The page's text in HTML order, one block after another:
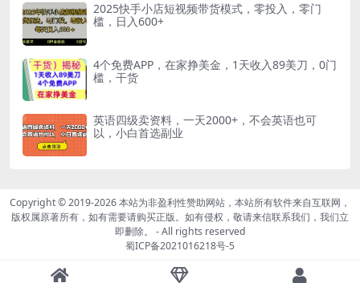
2025快手小店短视频带货模式，零投入，零门
槛，日入600+
4个免费APP，在家挣美金，1天收入89美刀，0门
槛，干货
英语四级卖资料，一天2000+，不会英语也可
以，小白首选副业
Copyright © 2019-2026本站为非盈利性赞助网站，本站所有软件来自互联网，
版权属原著所有，如有需要请购买正版。如有侵权，敬请来信联系我们，我们立
即删除。
- All rights reserved
蜀ICP备2021016218号-5